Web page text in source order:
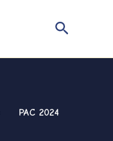
Buscar
PAC 2024